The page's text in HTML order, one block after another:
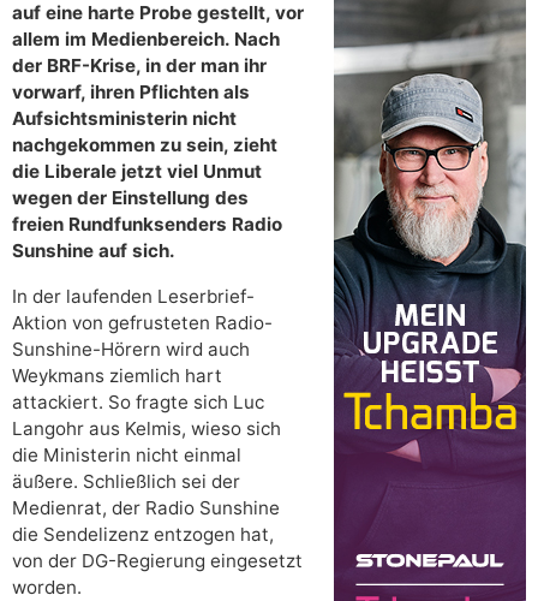
auf eine harte Probe gestellt, vor
allem im Medienbereich. Nach
der BRF-Krise, in der man ihr
vorwarf, ihren Pflichten als
Aufsichtsministerin nicht
nachgekommen zu sein, zieht
die Liberale jetzt viel Unmut
wegen der Einstellung des
freien Rundfunksenders Radio
Sunshine auf sich.
In der laufenden Leserbrief-
Aktion von gefrusteten Radio-
Sunshine-Hörern wird auch
Weykmans ziemlich hart
attackiert. So fragte sich Luc
Langohr aus Kelmis, wieso sich
die Ministerin nicht einmal
äußere. Schließlich sei der
Medienrat, der Radio Sunshine
die Sendelizenz entzogen hat,
von der DG-Regierung eingesetzt
worden.